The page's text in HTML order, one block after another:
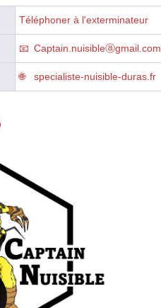
Téléphoner à l'exterminateur
Captain.nuisibleⓐgmail.com
specialiste-nuisible-duras.fr